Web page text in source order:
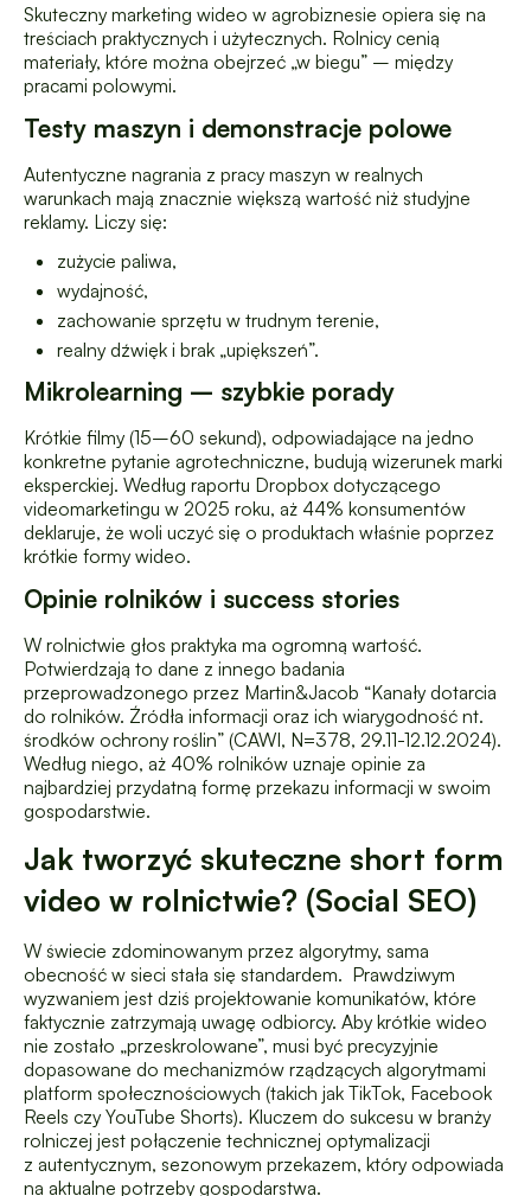
Skuteczny marketing wideo w agrobiznesie opiera się na
treściach praktycznych i użytecznych. Rolnicy cenią
materiały, które można obejrzeć „w biegu” – między
pracami polowymi.
Testy maszyn i demonstracje polowe
Autentyczne nagrania z pracy maszyn w realnych
warunkach mają znacznie większą wartość niż studyjne
reklamy. Liczy się:
zużycie paliwa,
wydajność,
zachowanie sprzętu w trudnym terenie,
realny dźwięk i brak „upiększeń”.
Mikrolearning – szybkie porady
Krótkie filmy (15–60 sekund), odpowiadające na jedno
konkretne pytanie agrotechniczne, budują wizerunek marki
eksperckiej. Według raportu Dropbox dotyczącego
videomarketingu w 2025 roku, aż 44% konsumentów
deklaruje, że woli uczyć się o produktach właśnie poprzez
krótkie formy wideo.
Opinie rolników i success stories
W rolnictwie głos praktyka ma ogromną wartość.
Potwierdzają to dane z innego badania
przeprowadzonego przez Martin&Jacob “Kanały dotarcia
do rolników. Źródła informacji oraz ich wiarygodność nt.
środków ochrony roślin” (CAWI, N=378, 29.11-12.12.2024).
Według niego, aż 40% rolników uznaje opinie za
najbardziej przydatną formę przekazu informacji w swoim
gospodarstwie.
Jak tworzyć skuteczne short form
video w rolnictwie? (Social SEO)
W świecie zdominowanym przez algorytmy, sama
obecność w sieci stała się standardem. Prawdziwym
wyzwaniem jest dziś projektowanie komunikatów, które
faktycznie zatrzymają uwagę odbiorcy. Aby krótkie wideo
nie zostało „przeskrolowane”, musi być precyzyjnie
dopasowane do mechanizmów rządzących algorytmami
platform społecznościowych (takich jak TikTok, Facebook
Reels czy YouTube Shorts). Kluczem do sukcesu w branży
rolniczej jest połączenie technicznej optymalizacji
z autentycznym, sezonowym przekazem, który odpowiada
na aktualne potrzeby gospodarstwa.